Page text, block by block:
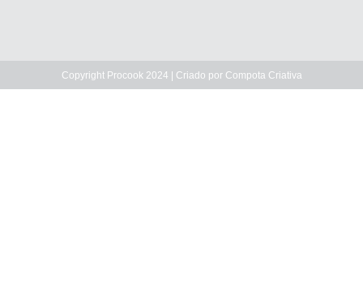
Copyright Procook 2024 | Criado por Compota Criativa